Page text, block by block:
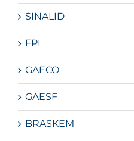
SINALID
FPI
GAECO
GAESF
BRASKEM